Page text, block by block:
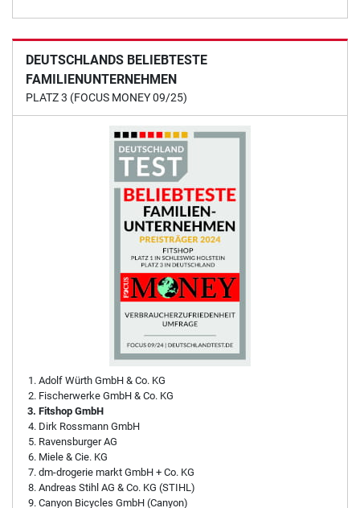
DEUTSCHLANDS BELIEBTESTE
FAMILIENUNTERNEHMEN
PLATZ 3 (FOCUS MONEY 09/25)
Adolf Würth GmbH & Co. KG
Fischerwerke GmbH & Co. KG
Fitshop GmbH
Dirk Rossmann GmbH
Ravensburger AG
Miele & Cie. KG
dm-drogerie markt GmbH + Co. KG
Andreas Stihl AG & Co. KG (STIHL)
Canyon Bicycles GmbH (Canyon)